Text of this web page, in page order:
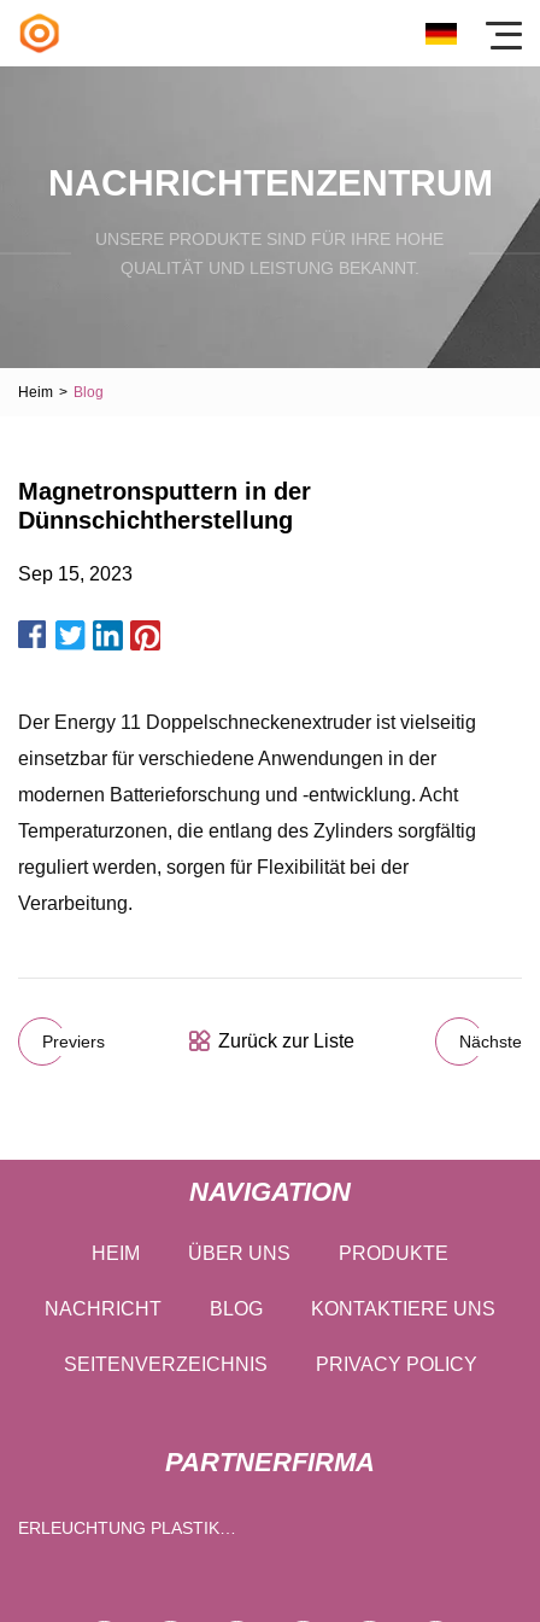
NACHRICHTENZENTRUM
UNSERE PRODUKTE SIND FÜR IHRE HOHE
QUALITÄT UND LEISTUNG BEKANNT.
Heim > Blog
Magnetronsputtern in der
Dünnschichtherstellung
Sep 15, 2023
Der Energy 11 Doppelschneckenextruder ist vielseitig
einsetzbar für verschiedene Anwendungen in der
modernen Batterieforschung und -entwicklung. Acht
Temperaturzonen, die entlang des Zylinders sorgfältig
reguliert werden, sorgen für Flexibilität bei der
Verarbeitung.
Previers Zurück zur Liste Nächste
NAVIGATION
HEIM ÜBER UNS PRODUKTE
NACHRICHT BLOG KONTAKTIERE UNS
SEITENVERZEICHNIS PRIVACY POLICY
PARTNERFIRMA
ERLEUCHTUNG PLASTIK